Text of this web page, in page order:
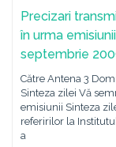
Precizari
în urma
septembrie
Către Antena 3
Sinteza zilei Vă
emisiunii Sinteza
referirilor la
a